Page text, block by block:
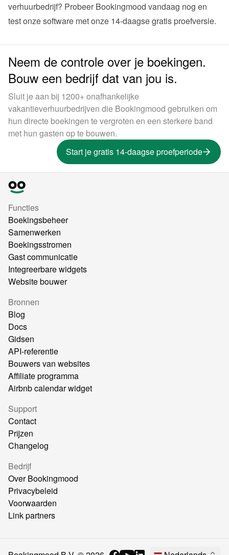
verhuurbedrijf? Probeer Bookingmood vandaag nog en
test onze software met onze 14-daagse gratis proefversie.
Neem de controle over je boekingen.
Bouw een bedrijf dat van jou is.
Sluit je aan bij 1200+ onafhankelijke
vakantieverhuurbedrijven die Bookingmood gebruiken om
hun directe boekingen te vergroten en een sterkere band
met hun gasten op te bouwen.
Start je gratis 14-daagse proefperiode
Functies
Boekingsbeheer
Samenwerken
Boekingsstromen
Gast communicatie
Integreerbare widgets
Website bouwer
Bronnen
Blog
Docs
Gidsen
API-referentie
Bouwers van websites
Affiliate programma
Airbnb calendar widget
Support
Contact
Prijzen
Changelog
Bedrijf
Over Bookingmood
Privacybeleid
Voorwaarden
Link partners